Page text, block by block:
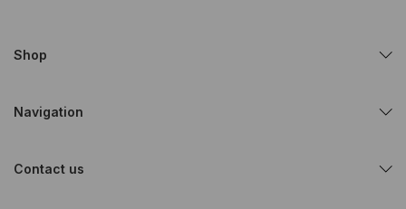
Shop
Navigation
Contact us